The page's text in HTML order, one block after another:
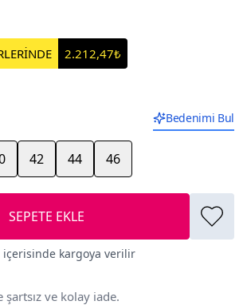
2.212,47₺
Bedenimi Bul
42 44 46
SEPETE EKLE
içerisinde kargoya verilir
ve kolay iade.